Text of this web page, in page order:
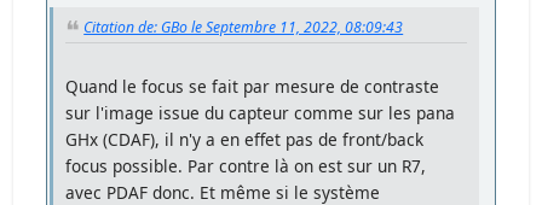
Citation de: GBo le Septembre 11, 2022, 08:09:43
Quand le focus se fait par mesure de contraste
sur l'image issue du capteur comme sur les pana
GHx (CDAF), il n'y a en effet pas de front/back
focus possible. Par contre là on est sur un R7,
avec PDAF donc. Et même si le système